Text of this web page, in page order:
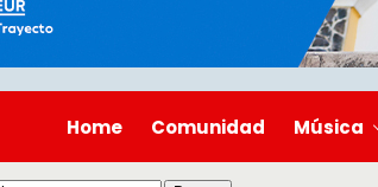
Home Comunidad Música